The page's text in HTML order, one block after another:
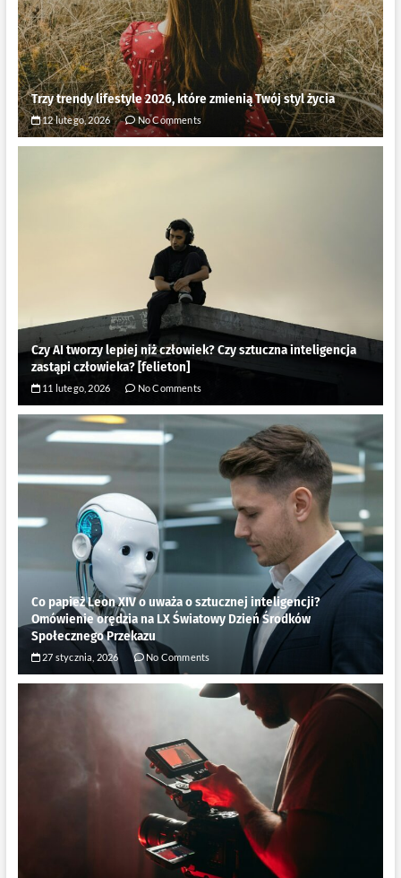
Trzy trendy lifestyle 2026, które zmienią Twój styl życia
12 lutego, 2026 No Comments
Czy AI tworzy lepiej niż człowiek? Czy sztuczna inteligencja
zastąpi człowieka? [felieton]
11 lutego, 2026 No Comments
Co papież Leon XIV o uważa o sztucznej inteligencji?
Omówienie orędzia na LX Światowy Dzień Środków
Społecznego Przekazu
27 stycznia, 2026 No Comments